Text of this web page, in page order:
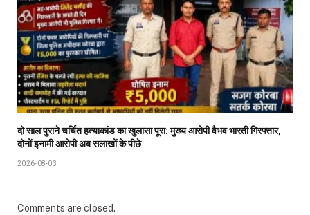
दो साल पुराने चर्चित हत्याकांड का खुलासा पूरा: मुख्य आरोपी वैभव भारती गिरफ्तार,
दोनों इनामी आरोपी अब सलाखों के पीछे
2026-08-03
Comments are closed.